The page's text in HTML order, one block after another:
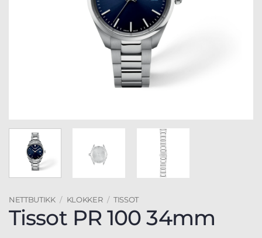
NETTBUTIKK / KLOKKER / TISSOT
Tissot PR 100 34mm